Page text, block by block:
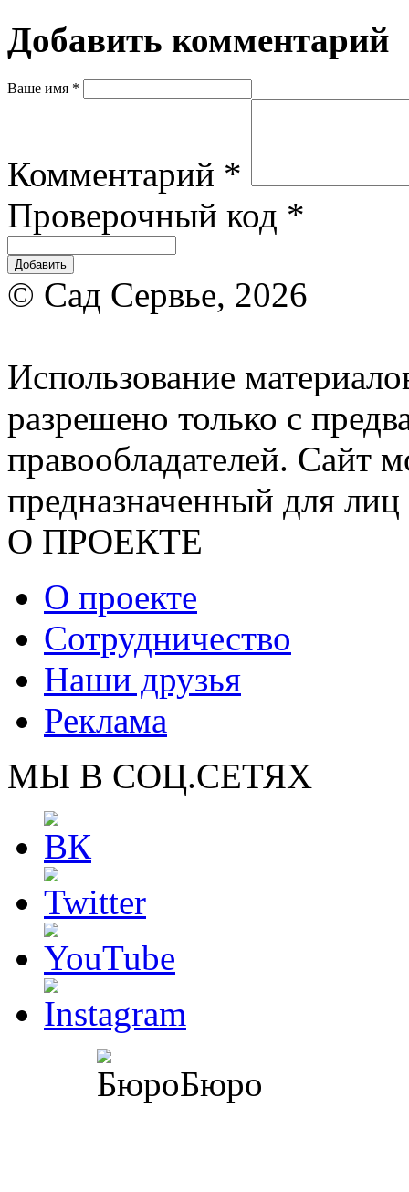
Добавить комментарий
Ваше имя *
Комментарий *
Проверочный код *
© Сад Сервье, 2026
Использование
разрешено только с
правообладателей. Сайт
предназначенный для
О ПРОЕКТЕ
О проекте
Сотрудничество
Наши друзья
Реклама
МЫ В СОЦ.СЕТЯХ